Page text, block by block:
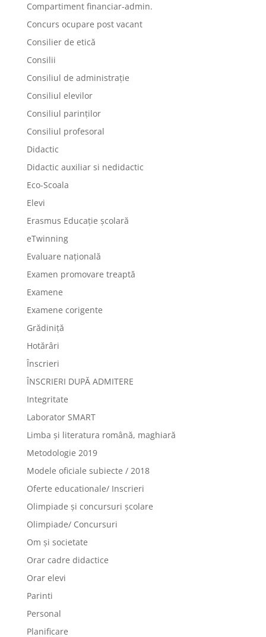
Compartiment financiar-admin.
Concurs ocupare post vacant
Consilier de etică
Consilii
Consiliul de administrație
Consiliul elevilor
Consiliul parinților
Consiliul profesoral
Didactic
Didactic auxiliar si nedidactic
Eco-Scoala
Elevi
Erasmus Educație școlară
eTwinning
Evaluare națională
Examen promovare treaptă
Examene
Examene corigente
Grădiniță
Hotărâri
Înscrieri
ÎNSCRIERI DUPĂ ADMITERE
Integritate
Laborator SMART
Limba şi literatura română, maghiară
Metodologie 2019
Modele oficiale subiecte / 2018
Oferte educationale/ Inscrieri
Olimpiade şi concursuri şcolare
Olimpiade/ Concursuri
Om și societate
Orar cadre didactice
Orar elevi
Parinti
Personal
Planificare